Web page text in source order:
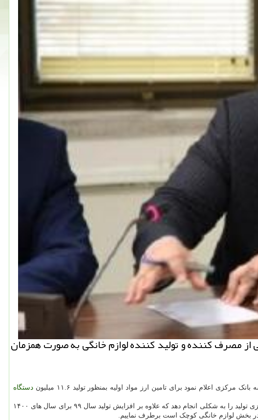
مصرف كننده و تولید كننده لوازم خانگی به صورت همزمان
مرکزی اعلام نمود برای تامین ارز مواد اولیه بمنظور تولید ۱۱.۶ میلیون
دستگاه
وی افزود: همین طور مقرر شد معاونت صنایع وزارت صمت با فراخواندن انجمن ها و تشکل ها و واحدهای تولیدی توانمند، میزان برنامه ریزی تولید را به شکلی انجام دهد که علاوه بر افزایش تولید سال ۹۹ برای سال های ۱۴۰۰